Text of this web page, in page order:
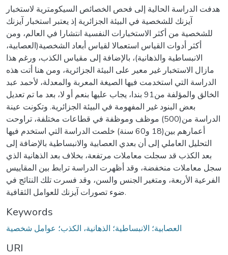
هدفت الدراسة الحالية إلى فحص الخصائص السيكومترية لاستخبار
آيزنك للشخصية في البيئة الجزائرية إذ يعتبر استخبار آيزنك
للشخصية من أكثر الاستخبارات النفسية انتشارا في العالم، ومن
أكثر أدوات القياس استعمالا لقياس أبعاد الشخصية(العصابية،
الانبساطية والذهانية)، بالإضافة إلى مقياس الكذب، ورغم هذا
مازال الاستخبار غير معير على البيئة الجزائرية، ومن هنا أتت هذه
الدراسة التي استخدمت فيها الصيغة المعربة والمعدلة، لأحمد عبد
الخالق والمؤلفة من91 بندا، يجاب عليها بنعم أو لا، بعد ما تم تعديل
بعض البنود غير المفهومة في البيئة الجزائرية. وتكونت عينة
الدراسة من(500) موظف وموظفة في قطاعات مختلفة، تراوحت
أعمارهم بين(18 و60 سنة) خلصت الدراسة التي استخدم فيها
التحليل العاملي إلى أن بعدي العصابية والانبساطية بالإضافة إلى
بعد الكذب قد سجلت معاملات مرتفعة، بخلاف بعد الذهانية الذي
سجل معاملات منخفضة، وقد أظهرت الدراسة ترابط بين المقاييس
الفرعية الأربعة، ومتغير الجنس والسن، وقد فسرت تلك النتائج في
ضوء تصورات آيزنك للعوامل الثقافية.
Keywords
العصابية؛ الانبساطية؛ الذهانية، الكذب؛ عوامل شخصية
URI